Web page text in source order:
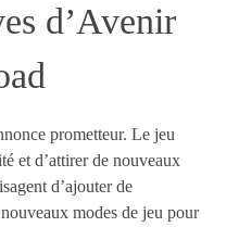
d’Avenir
prometteur. Le jeu
et d’attirer de nouveaux
d’ajouter de
modes de jeu pour